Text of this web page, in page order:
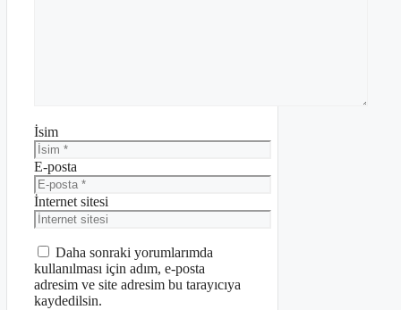
İsim
E-posta
İnternet sitesi
Daha sonraki yorumlarımda
kullanılması için adım, e-posta
adresim ve site adresim bu tarayıcıya
kaydedilsin.